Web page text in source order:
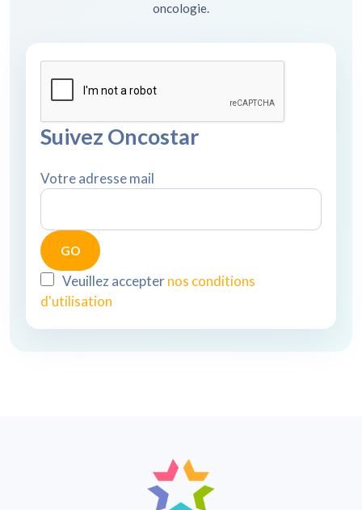
oncologie.
Suivez Oncostar
Votre adresse mail
Veuillez accepternos conditions
d'utilisation